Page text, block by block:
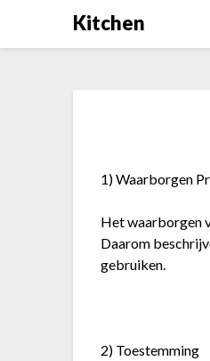
Kitchen
1) Waarborgen
Het waarborgen
Daarom
gebruiken.
2) Toestemming